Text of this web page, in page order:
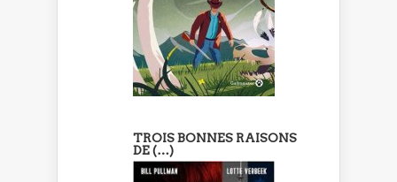
TROIS BONNES RAISONS
DE (…)